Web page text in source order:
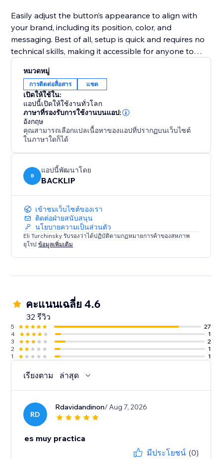
Easily adjust the button’s appearance to align with
your brand, including its position, color, and
messaging. Best of all, setup is quick and requires no
technical skills, making it accessible for anyone to
Whether your goal is to improve customer support,
promote special deals, or close sales faster, this tool
provides an intuitive and effective solution to connect
with your audience in real-time and enhance your
website’s performance.
หมวดหมู่
การติดต่อสื่อสาร แชต
เปิดให้ใช้ใน:
แอปนี้เปิดให้ใช้งานทั่วโลก
ภาษาที่รองรับการใช้งานบนแอป:
อังกฤษ
คุณสามารถเลือกแปลเนื้อหาของแอปที่ปรากฏบนเว็บไซต์
ในภาษาใดก็ได้
B
แอปนี้พัฒนาโดย
BACKLIP
เข้าชมเว็บไซต์ของเรา
ติดต่อฝ่ายสนับสนุน
นโยบายความเป็นส่วนตัว
Eli Turchinsky รับรองว่าได้ปฏิบัติตามกฏหมายการค้าของสหภาพ
ยุโรปข้อมูลเพิ่มเติม
คะแนนเฉลี่ย 4.6
32 รีวิว
5
27
4
1
3
2
2
1
1
1
เรียงตาม ล่าสุด
RD
Rdavidandinon/ Aug 7, 2026
es muy practica
มีประโยชน์ (0)